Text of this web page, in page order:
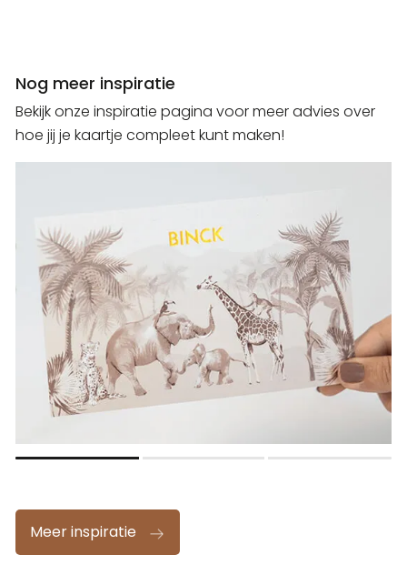
Nog meer inspiratie
Bekijk onze inspiratie pagina voor meer advies over
hoe jij je kaartje compleet kunt maken!
Meer inspiratie